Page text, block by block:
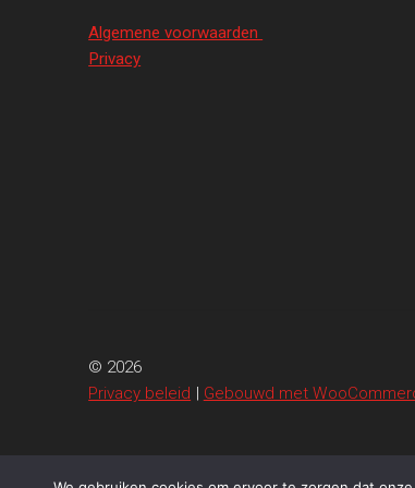
Algemene voorwaarden
Privacy
© 2026
Privacy beleid
Gebouwd met